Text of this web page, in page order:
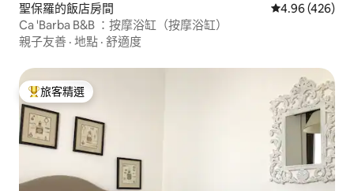
聖保羅的飯店房間 從 426 則評價
4.96 (426)
Ca 'Barba B&B ：按摩浴缸（按摩浴缸）
親子友善 · 地點 · 舒適度
旅客精選榜首
旅客精選